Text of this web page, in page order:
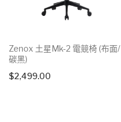
Zenox 土星Mk-2 電競椅 (布面/
碳黑)
$2,499.00